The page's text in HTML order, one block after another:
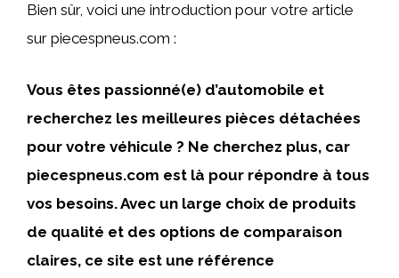
Bien sûr, voici une introduction pour votre article
sur piecespneus.com :
Vous êtes passionné(e) d’automobile et
recherchez les meilleures pièces détachées
pour votre véhicule ? Ne cherchez plus, car
piecespneus.com est là pour répondre à tous
vos besoins. Avec un large choix de produits
de qualité et des options de comparaison
claires, ce site est une référence